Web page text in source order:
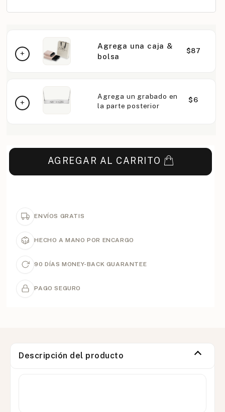
Agrega una caja &
bolsa
$87
Agrega un grabado en
la parte posterior
$6
AGREGAR AL CARRITO
ENVÍOS GRATIS
HECHO A MANO POR ENCARGO
90 DÍAS MONEY-BACK GUARANTEE
PAGO SEGURO
Descripción del producto